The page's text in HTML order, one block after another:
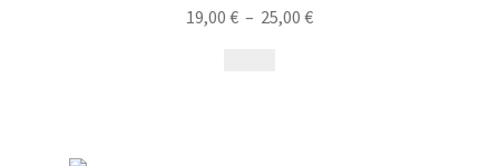
19,00 € – 25,00 €